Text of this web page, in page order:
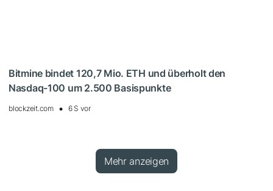
Bitmine bindet 120,7 Mio. ETH und überholt den
Nasdaq-100 um 2.500 Basispunkte
blockzeit.com 6 S vor
Mehr anzeigen